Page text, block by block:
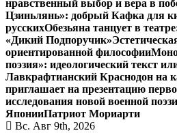
нравственный выбор и вера в
Цзиньлянь»: добрый Кафка для
русскихОбезьяна танцует в
«Дикий Подпоручик»
ориентированной философии
поэзия»: идеологический текст
Лавкрафтианский Краснодон на
приглашает на презентацию
исследования новой военной
ЯпонииПатриот Мориарти
Вс. Авг 9th, 2026